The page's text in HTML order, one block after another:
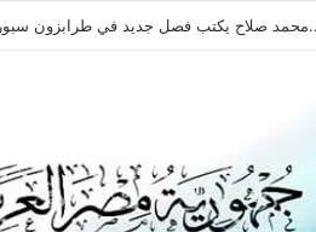
بسداسية أمام النجوم قبل السفر إلى إسبانيا